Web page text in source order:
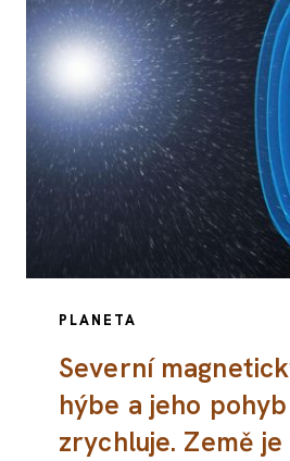
PLANETA
Severní
hýbe a jeho
zrychluje. Země